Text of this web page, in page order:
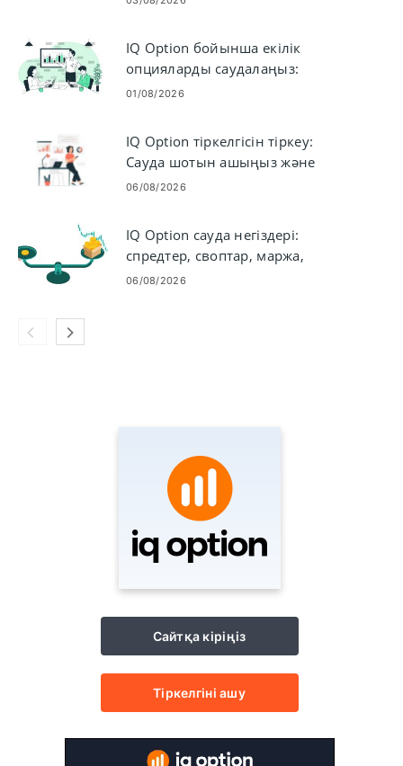
IQ Option бойынша екілік
опцияларды саудалаңыз:
қадамдық сауда
01/08/2026
IQ Option тіркелгісін тіркеу:
Сауда шотын ашыңыз және
тіркеліңіз
06/08/2026
IQ Option сауда негіздері:
спредтер, своптар, маржа,
левередж
06/08/2026
Сайтқа кіріңіз
Тіркелгіні ашу